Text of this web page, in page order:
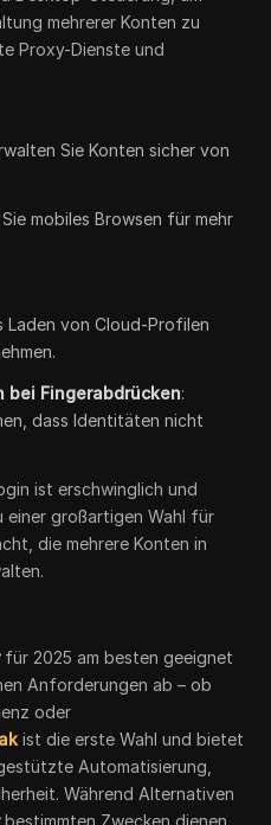
mehrerer Konten zu
Proxy-Dienste und
Sie Konten sicher von
Sie mobiles Browsen für mehr
Laden von Cloud-Profilen
bei Fingerabdrücken:
dass Identitäten nicht
ist erschwinglich und
einer großartigen Wahl für
die mehrere Konten in
für 2025 am besten geeignet
Anforderungen ab – ob
oder
ist die erste Wahl und bietet
Automatisierung,
Während Alternativen
bestimmten Zwecken dienen